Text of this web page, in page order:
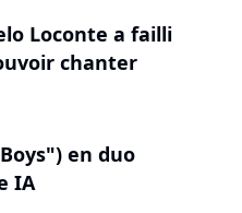
Loconte a failli
chanter
en duo
IA